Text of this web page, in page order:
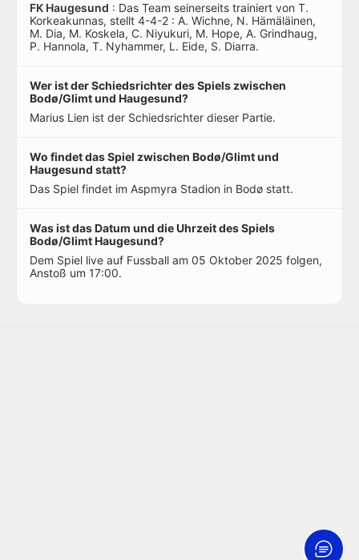
FK Haugesund : Das Team seinerseits trainiert von T.
Korkeakunnas, stellt 4-4-2 : A. Wichne, N. Hämäläinen,
M. Dia, M. Koskela, C. Niyukuri, M. Hope, A. Grindhaug,
P. Hannola, T. Nyhammer, L. Eide, S. Diarra.
Wer ist der Schiedsrichter des Spiels zwischen
Bodø/Glimt und Haugesund?
Marius Lien ist der Schiedsrichter dieser Partie.
Wo findet das Spiel zwischen Bodø/Glimt und
Haugesund statt?
Das Spiel findet im Aspmyra Stadion in Bodø statt.
Was ist das Datum und die Uhrzeit des Spiels
Bodø/Glimt Haugesund?
Dem Spiel live auf Fussball am 05 Oktober 2025 folgen,
Anstoß um 17:00.